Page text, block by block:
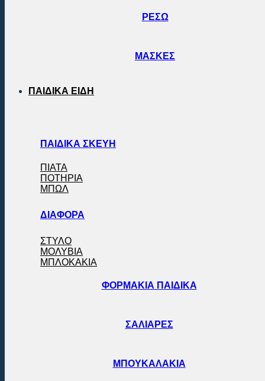
ΡΕΣΩ
ΜΑΣΚΕΣ
ΠΑΙΔΙΚΑ ΕΙΔΗ
ΠΑΙΔΙΚΑ ΣΚΕΥΗ
ΠΙΑΤΑ
ΠΟΤΗΡΙΑ
ΜΠΩΛ
ΔΙΑΦΟΡΑ
ΣΤΥΛΟ
ΜΟΛΥΒΙΑ
ΜΠΛΟΚΑΚΙΑ
ΦΟΡΜΑΚΙΑ ΠΑΙΔΙΚΑ
ΣΑΛΙΑΡΕΣ
ΜΠΟΥΚΑΛΑΚΙΑ